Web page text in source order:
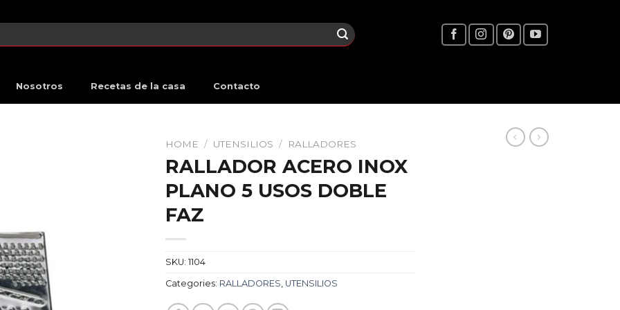
Nosotros Recetas de la casa Contacto
HOME / UTENSILIOS / RALLADORES
RALLADOR ACERO INOX
PLANO 5 USOS DOBLE
FAZ
SKU: 1104
Categories: RALLADORES UTENSILIOS